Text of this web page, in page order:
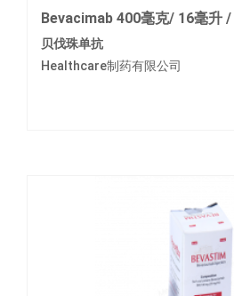
Bevacimab 400毫克/ 16毫升
贝伐珠单抗
Healthcare制药有限公司